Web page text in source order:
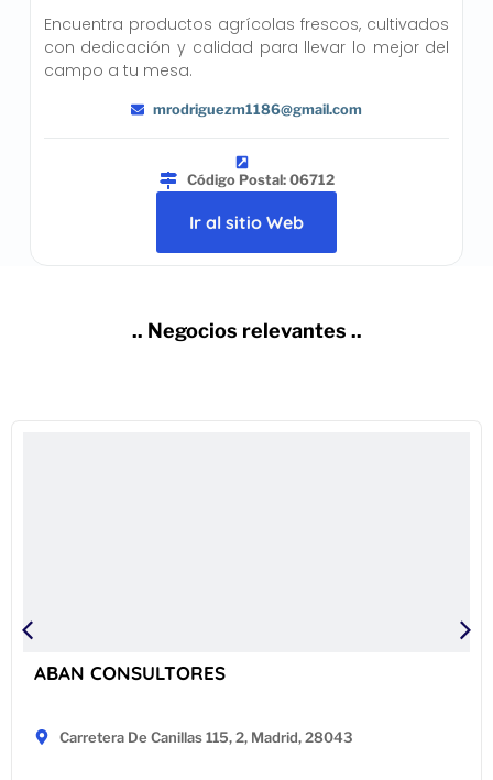
Encuentra productos agrícolas frescos, cultivados
con dedicación y calidad para llevar lo mejor del
campo a tu mesa.
mrodriguezm1186@gmail.com
Código Postal: 06712
Ir al sitio Web
.. Negocios relevantes ..
ABAN CONSULTORES
Carretera De Canillas 115, 2, Madrid, 28043